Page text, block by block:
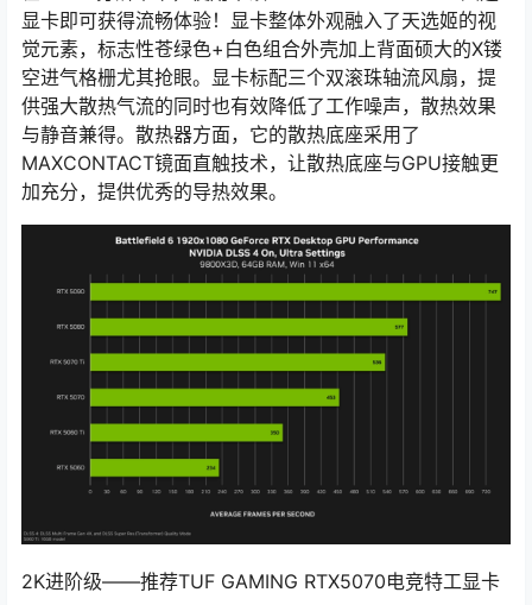
显卡即可获得流畅体验！显卡整体外观融入了天选姬的视
觉元素，标志性苍绿色+白色组合外壳加上背面硕大的X镂
空进气格栅尤其抢眼。显卡标配三个双滚珠轴流风扇，提
供强大散热气流的同时也有效降低了工作噪声，散热效果
与静音兼得。散热器方面，它的散热底座采用了
MAXCONTACT镜面直触技术，让散热底座与GPU接触更
加充分，提供优秀的导热效果。
2K进阶级——推荐TUF GAMING RTX5070电竞特工显卡